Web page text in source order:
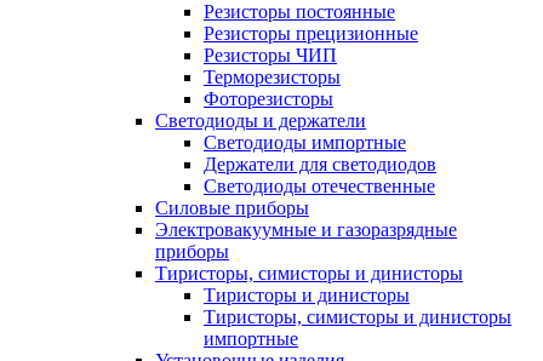
Резисторы постоянные
Резисторы прецизионные
Резисторы ЧИП
Терморезисторы
Фоторезисторы
Светодиоды и держатели
Светодиоды импортные
Держатели для светодиодов
Светодиоды отечественные
Силовые приборы
Электровакуумные и газоразрядные
приборы
Тиристоры, симисторы и динисторы
Тиристоры и динисторы
Тиристоры, симисторы и динисторы
импортные